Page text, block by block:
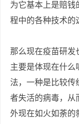
为它基本上是赔钱
程中的各种技术的
那么现在疫苗研发
主要是体现在什么
法，一种是比较传
者失活的病毒，从
外现在如火如荼的